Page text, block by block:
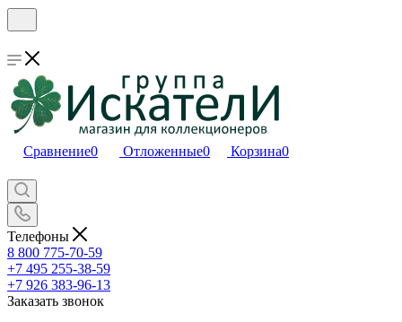
Сравнение0 Отложенные0 Корзина0
Телефоны
8 800 775-70-59
+7 495 255-38-59
+7 926 383-96-13
Заказать звонок